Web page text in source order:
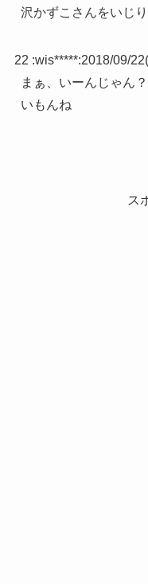
沢かずこさんをいじ
22 :wis*****:2018/09/
まぁ、いーんじゃん
いもんね
ス